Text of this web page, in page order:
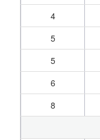
4
5
5
6
8